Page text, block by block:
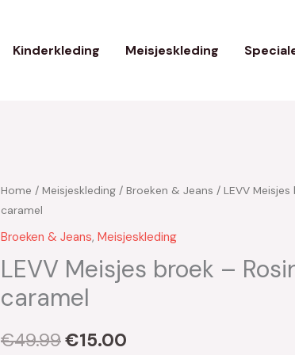
Kinderkleding Meisjeskleding
Home / Meisjeskleding / Broeken & Jeans / LEVV
caramel
Broeken & Jeans, Meisjeskleding
LEVV Meisjes broek –
caramel
€49.99
Oorspronkelijke
prijs
was:
€49.99.
€15.00
Huidige
prijs
is: